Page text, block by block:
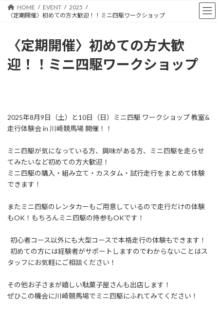
HOME EVENT
2025
〈定期開催〉初めての方大歓迎！！ミニ四駆ワークショップ
〈定期開催〉初めての方大歓
迎！！ミニ四駆ワークショップ
2025年8月9日（土）と10日（日）ミニ四駆 ワークショップ 教室&
走行体験会 in 川崎競馬場 開催！！
ミニ四駆が気になっている方、興味がある方、ミニ四駆を走らせ
てみたいなど初めての方大歓迎！
ミニ四駆の購入・組み立て・カスタム・試行走行をまとめて体験
できます！
またミニ四駆のレンタカーもご用意しているので走行だけの体験
もOK！もちろんミニ四駆の持参もOKです！
初心者コース以外にも大型コースで本格走行の体験もできます！
初めての方には経験者がサポートしますのでわからないことはス
タッフにお気軽にご相談ください！
その他お子さまが嬉しい駄菓子屋さんも出店します！
ぜひこの機会に川崎競馬場でミニ四駆にふれてみてください！